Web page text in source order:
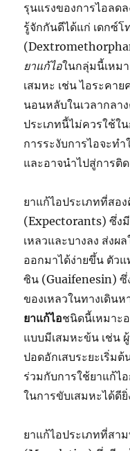
รุนแรงของการไอลด
รู้จักกันดีได้แก่ เดกซ์
ยาแก้ไอในกลุ่มนี้เหม
เสมหะ เช่น ไอระคา
นอนหลับในเวลากลา
ประเภทนี้ไม่ควรใช้ใ
การระงับการไอจะท
และอาจนำไปสู่การติ
ยาแก้ไอประเภทที่สอ
(Expectorants) ซึ่ง
เหลวและบางลง ส่งผ
ออกมาได้ง่ายขึ้น ตัว
ซิน (Guaifenesin)
ของเหลวในทางเดิน
ยาแก้ไอชนิดนี้เหมาะ
แบบมีเสมหะข้น เช่น
ปอดอักเสบระยะเริ่ม
ร่วมกับการใช้ยาแก้ไ
ในการขับเสมหะได้ดี
ยาแก้ไอประเภทที่สา